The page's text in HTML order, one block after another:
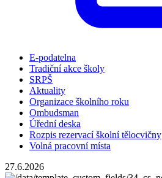
E-podatelna
Tradiční akce školy
SRPŠ
Aktuality
Organizace školního roku
Ombudsman
Úřední deska
Rozpis rezervací školní tělocvičny
Volná pracovní místa
27.6.2026